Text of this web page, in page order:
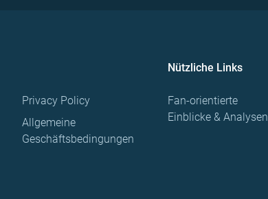
Privacy Policy
Allgemeine
Geschäftsbedingungen
Nützliche Links
Fan-orientierte
Einblicke & Analysen